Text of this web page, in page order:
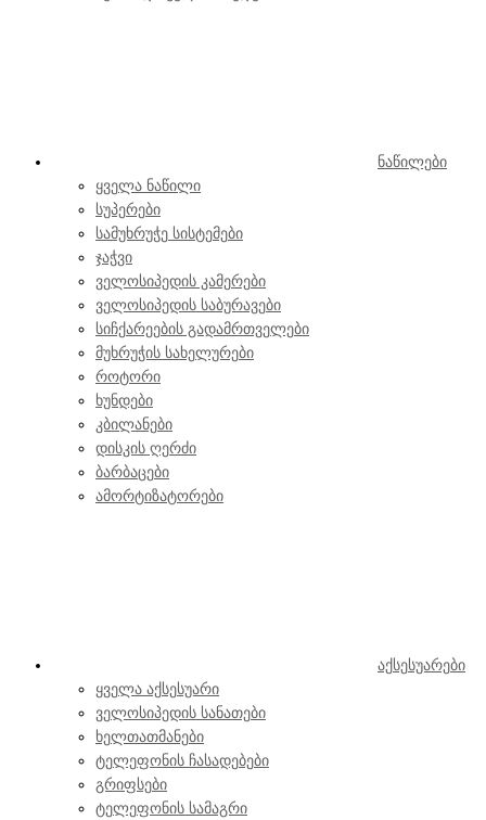
ნაწილები
ყველა ნაწილი
სუპერები
სამუხრუჭე სისტემები
ჯაჭვი
ველოსიპედის კამერები
ველოსიპედის საბურავები
სიჩქარეების გადამრთველები
მუხრუჭის სახელურები
როტორი
ხუნდები
კბილანები
დისკის ღერძი
ბარბაცები
ამორტიზატორები
აქსესუარები
ყველა აქსესუარი
ველოსიპედის სანათები
ხელთათმანები
ტელეფონის ჩასადებები
გრიფსები
ტელეფონის სამაგრი